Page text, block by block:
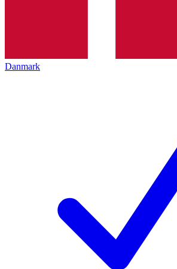
Danmark